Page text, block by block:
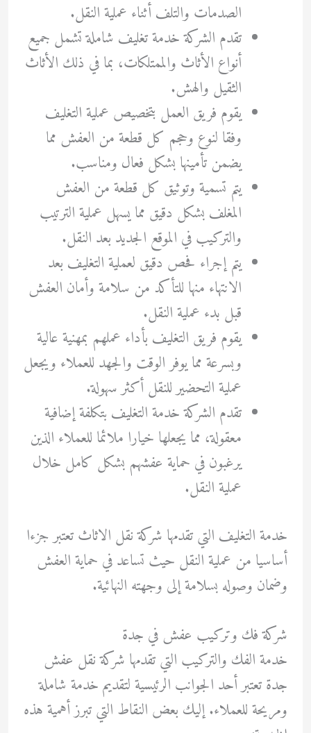
الصدمات والتلف أثناء عملية النقل.
تقدم الشركة خدمة تغليف شاملة تشمل جميع
أنواع الأثاث والممتلكات، بما في ذلك الأثاث
الثقيل والهش.
يقوم فريق العمل بتخصيص عملية التغليف
وفقا لنوع وحجم كل قطعة من العفش مما
يضمن تأمينها بشكل فعال ومناسب.
يتم تسمية وتوثيق كل قطعة من العفش
المغلف بشكل دقيق مما يسهل عملية الترتيب
والتركيب في الموقع الجديد بعد النقل.
يتم إجراء فحص دقيق لعملية التغليف بعد
الانتهاء منها للتأكد من سلامة وأمان العفش
قبل بدء عملية النقل.
يقوم فريق التغليف بأداء عملهم بمهنية عالية
وبسرعة مما يوفر الوقت والجهد للعملاء ويجعل
عملية التحضير للنقل أكثر سهولة.
تقدم الشركة خدمة التغليف بتكلفة إضافية
معقولة، مما يجعلها خيارا ملائما للعملاء الذين
يرغبون في حماية عفشهم بشكل كامل خلال
عملية النقل.
خدمة التغليف التي تقدمها شركة نقل الاثاث تعتبر جزءا
أساسيا من عملية النقل حيث تساعد في حماية العفش
وضمان وصوله بسلامة إلى وجهته النهائية.
شركة فك وتركيب عفش في جدة
خدمة الفك والتركيب التي تقدمها شركة نقل عفش
جدة تعتبر أحد الجوانب الرئيسية لتقديم خدمة شاملة
ومريحة للعملاء. إليك بعض النقاط التي تبرز أهمية هذه